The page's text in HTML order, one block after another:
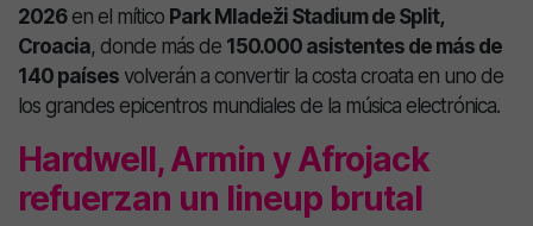
2026en el mítico Park Mladeži Stadium de Split,
Croacia, donde más de 150.000 asistentes de más de
140 países volverán a convertir la costa croata en uno de
los grandes epicentros mundiales de la música electrónica.
Hardwell, Armin y Afrojack
refuerzan un lineup brutal